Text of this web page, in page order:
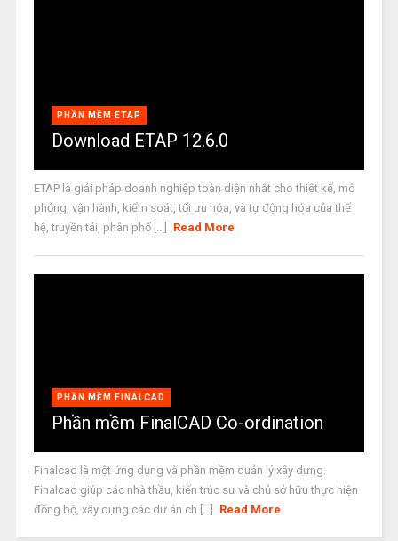
PHẦN MỀM ETAP
Download ETAP 12.6.0
ETAP là giải pháp doanh nghiệp toàn diện nhất cho thiết kế, mô
phỏng, vận hành, kiểm soát, tối ưu hóa, và tự động hóa của thế
hệ, truyền tải, phân phố [...]
Read More
PHẦN MỀM FINALCAD
Phần mềm FinalCAD Co-ordination
Finalcad là một ứng dụng và phần mềm quản lý xây dựng.
Finalcad giúp các nhà thầu, kiến trúc sư và chủ sở hữu thực hiện
đồng bộ, xây dựng các dự án ch [...]
Read More